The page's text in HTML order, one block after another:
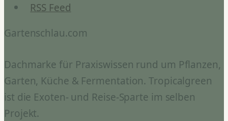
RSS Feed
Gartenschlau.com
Dachmarke für Praxiswissen rund um Pflanzen,
Garten, Küche & Fermentation. Tropicalgreen
ist die Exoten- und Reise-Sparte im selben
Projekt.